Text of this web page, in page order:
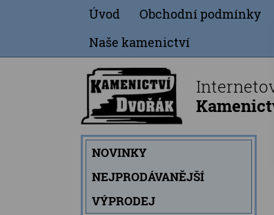
Úvod Obchodní podmínky
Naše kamenictví
NOVINKY
NEJPRODÁVANĚJŠÍ
VÝPRODEJ